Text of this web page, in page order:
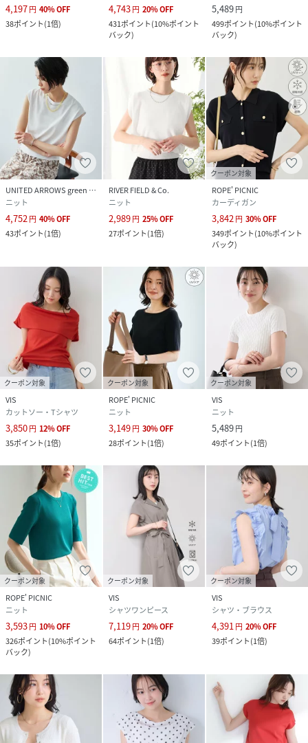
4,197円 40%OFF
38ポイント(1倍)
4,743円 20%OFF
431ポイント(10%ポイント
バック)
5,489円
499ポイント(10%ポイント
バック)
UNITED ARROWS green label relaxing
ニット
4,752円 40%OFF
43ポイント(1倍)
RIVER FIELD & Co.
ニット
2,989円 25%OFF
27ポイント(1倍)
クーポン対象
ROPE' PICNIC
カーディガン
3,842円 30%OFF
349ポイント(10%ポイント
バック)
クーポン対象
VIS
カットソー・Tシャツ
3,850円 12%OFF
35ポイント(1倍)
クーポン対象
ROPE' PICNIC
ニット
3,149円 30%OFF
28ポイント(1倍)
クーポン対象
VIS
ニット
5,489円
49ポイント(1倍)
クーポン対象
ROPE' PICNIC
ニット
3,593円 10%OFF
326ポイント(10%ポイント
バック)
クーポン対象
VIS
シャツワンピース
7,119円 20%OFF
64ポイント(1倍)
クーポン対象
VIS
シャツ・ブラウス
4,391円 20%OFF
39ポイント(1倍)